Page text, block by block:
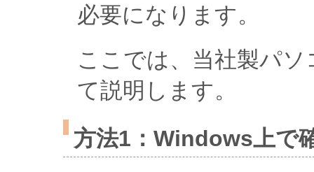
必要になります。
ここでは、当社製パ
て説明します。
方法1：Windows上で